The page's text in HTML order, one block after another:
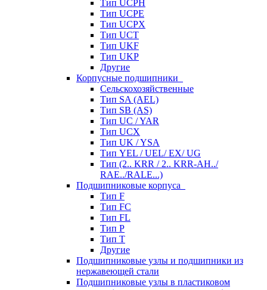
Тип UCPH
Тип UCPE
Тип UCPX
Тип UCT
Тип UKF
Тип UKP
Другие
Корпусные подшипники
Сельскохозяйственные
Тип SA (AEL)
Тип SB (AS)
Тип UC / YAR
Тип UCX
Тип UK / YSA
Тип YEL / UEL/ EX/ UG
Тип (2.. KRR / 2.. KRR-AH../
RAE../RALE...)
Подшипниковые корпуса
Тип F
Тип FC
Тип FL
Тип P
Тип T
Другие
Подшипниковые узлы и подшипники из
нержавеющей стали
Подшипниковые узлы в пластиковом